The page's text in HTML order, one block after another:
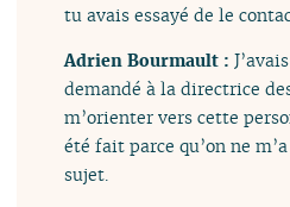
tu avais essayé de le
Adrien Bourmault :
demandé à la directrice
m’orienter vers cette
été fait parce qu’on ne
sujet.